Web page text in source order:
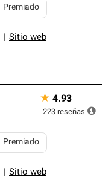
Sitio web
Premiado
Sitio web
Premiado
★ 4.93
223 reseñas